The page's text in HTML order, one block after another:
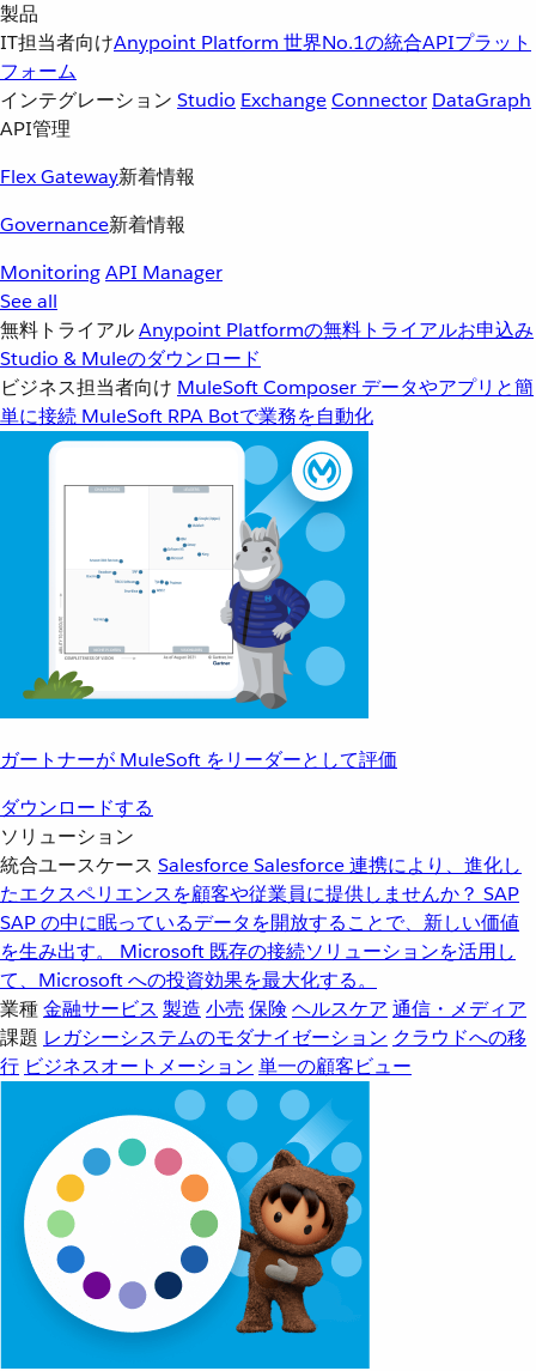
製品
IT担当者向けAnypoint Platform 世界No.1の統合APIプラット
フォーム
インテグレーション Studio ExchangeConnector DataGraph
API管理
Flex Gateway新着情報
Governance新着情報
MonitoringAPI Manager
See all
無料トライアルAnypoint Platformの無料トライアルお申込み
Studio & Muleのダウンロード
ビジネス担当者向け MuleSoft Composer データやアプリと簡
単に接続 MuleSoft RPA Botで業務を自動化
ガートナーが MuleSoft をリーダーとして評価
ダウンロードする
ソリューション
統合ユースケース SalesforceSalesforce 連携により、進化し
たエクスペリエンスを顧客や従業員に提供しませんか？ SAP
SAP の中に眠っているデータを開放することで、新しい価値
を生み出す。
Microsoft 既存の接続ソリューションを活用し
て、Microsoft への投資効果を最大化する。
業種金融サービス 製造 小売 保険 ヘルスケア 通信・メディア
課題 レガシーシステムのモダナイゼーション クラウドへの移
行 ビジネスオートメーション 単一の顧客ビュー